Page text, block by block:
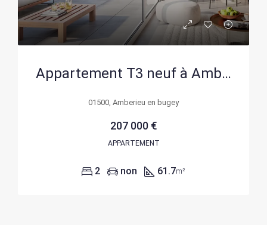
Appartement T3 neuf à Amberieu-en-Bugey avec TVA réduite, livraison 2028
01500, Amberieu en bugey
207 000 €
APPARTEMENT
2 non 61.7m²